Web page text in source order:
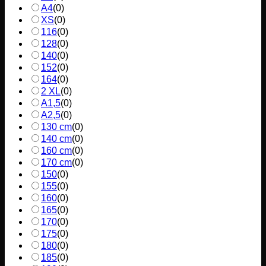
A4(0)
XS(0)
116(0)
128(0)
140(0)
152(0)
164(0)
2 XL(0)
A1,5(0)
A2,5(0)
130 cm(0)
140 cm(0)
160 cm(0)
170 cm(0)
150(0)
155(0)
160(0)
165(0)
170(0)
175(0)
180(0)
185(0)